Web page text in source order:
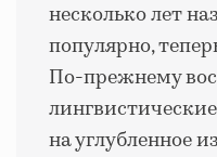
несколько лет
популярно,
По-прежнему
на углубленное